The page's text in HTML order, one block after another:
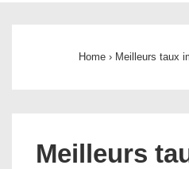
Home › Meilleurs taux
Meilleurs